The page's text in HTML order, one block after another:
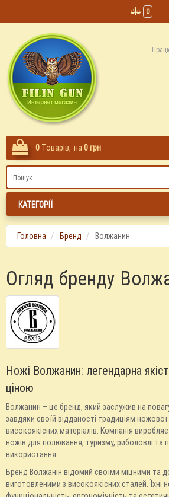
0
0 Tоварів, на 0 грн
КАТЕГОРІЇ
Головна Бренд Волжанин
Огляд бренду
Ножі Волжанин: легендарна
ціною
Волжанин – це бренд, який заслужив на
завдяки своїй відданості традиціям
високоякісних матеріалів. Компанія
ножів для полювання, туризму, риболовлі та
використання.
Бренд Волжанін відомий своїми міцними та
виготовленими з високоякісних сталей. Їхні